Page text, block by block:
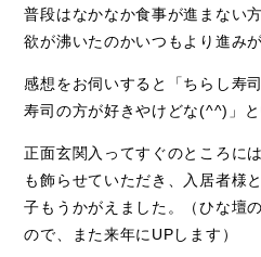
普段はなかなか食事が進まない
欲が沸いたのかいつもより進みが
感想をお伺いすると「ちらし寿
寿司の方が好きやけどな(^^)」
正面玄関入ってすぐのところに
も飾らせていただき、入居者様
子もうかがえました。（ひな壇
ので、また来年にUPします）